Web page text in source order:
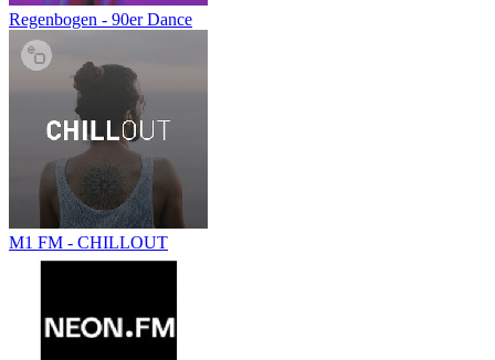
Regenbogen - 90er Dance
M1 FM - CHILLOUT